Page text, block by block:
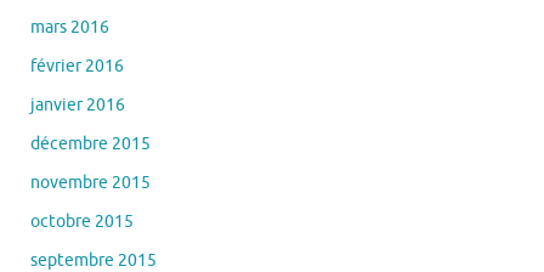
mars 2016
février 2016
janvier 2016
décembre 2015
novembre 2015
octobre 2015
septembre 2015